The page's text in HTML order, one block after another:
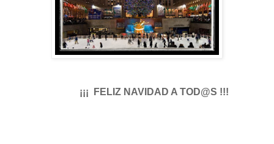
¡¡¡ FELIZ NAVIDAD A TOD@S !!!